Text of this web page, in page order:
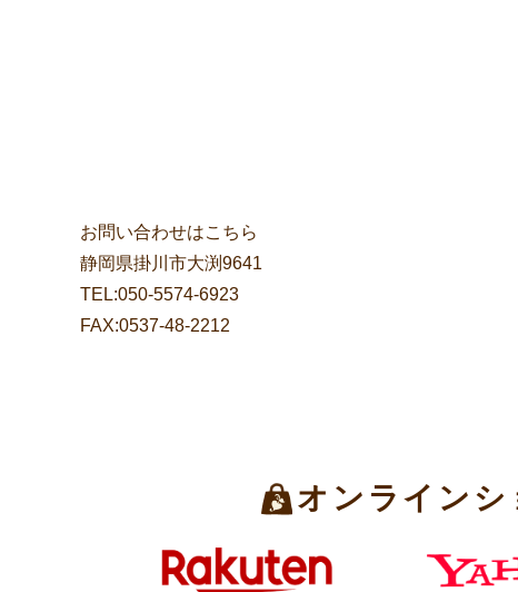
お問い合わせはこちら
静岡県掛川市大渕9641
TEL:050-5574-6923
FAX:0537-48-2212
オンラインシ